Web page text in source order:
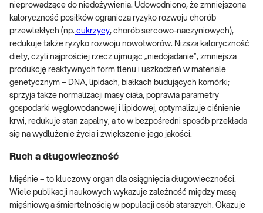
nieprowadzące do niedożywienia. Udowodniono, że zmniejszona
kaloryczność posiłków ogranicza ryzyko rozwoju chorób
przewlekłych (np. cukrzycy, chorób sercowo-naczyniowych),
redukuje także ryzyko rozwoju nowotworów. Niższa kaloryczność
diety, czyli najprościej rzecz ujmując „niedojadanie”, zmniejsza
produkcję reaktywnych form tlenu i uszkodzeń w materiale
genetycznym – DNA, lipidach, białkach budujących komórki;
sprzyja także normalizacji masy ciała, poprawia parametry
gospodarki węglowodanowej i lipidowej, optymalizuje ciśnienie
krwi, redukuje stan zapalny, a to w bezpośredni sposób przekłada
się na wydłużenie życia i zwiększenie jego jakości.
Ruch a długowieczność
Mięśnie – to kluczowy organ dla osiągnięcia długowieczności.
Wiele publikacji naukowych wykazuje zależność między masą
mięśniową a śmiertelnością w populacji osób starszych. Okazuje